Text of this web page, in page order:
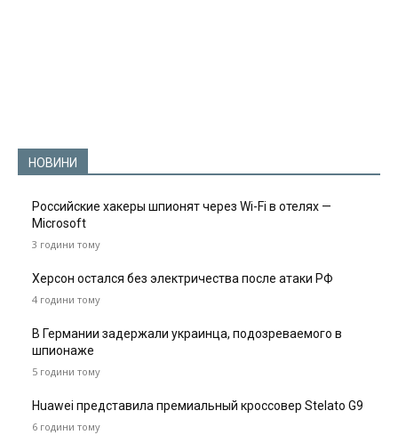
НОВИНИ
Российские хакеры шпионят через Wi-Fi в отелях —
Microsoft
3 години тому
Херсон остался без электричества после атаки РФ
4 години тому
В Германии задержали украинца, подозреваемого в
шпионаже
5 години тому
Huawei представила премиальный кроссовер Stelato G9
6 години тому